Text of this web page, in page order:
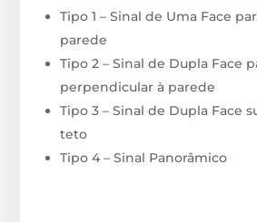
Tipo 1 – Sinal de Uma Face
parede
Tipo 2 – Sinal de Dupla Face
perpendicular à parede
Tipo 3 – Sinal de Dupla Face
teto
Tipo 4 – Sinal Panorâmico